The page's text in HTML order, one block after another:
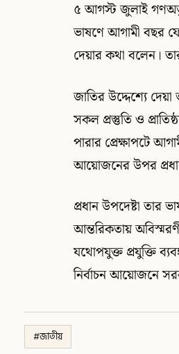
৫ আগস্ট জুলাই
ভাষণে আগামী বছর
দেয়ার কথা বলেন।
জাতির উদ্দেশ্যে
সকল প্রস্তুতি ও
পারার প্রেক্ষাপটে
আয়োজনের উপর
প্রধান উপদেষ্টা তার
আন্তরিকতায়
যথোপযুক্ত প্রযুক্তি
নির্বাচন আয়োজনে
#জাতীয়